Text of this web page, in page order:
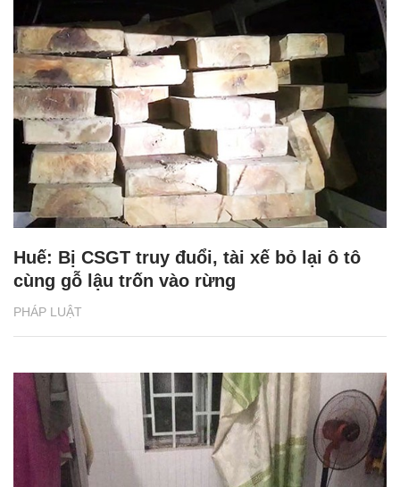
PHÁP LUẬT
Huế: Bị CSGT truy đuổi, tài xế bỏ lại ô tô
cùng gỗ lậu trốn vào rừng